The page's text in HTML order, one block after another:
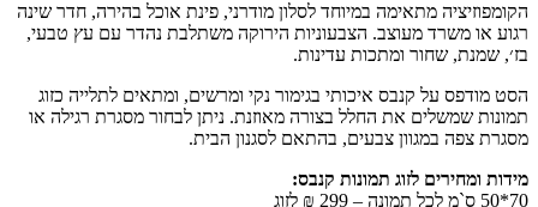
הקומפוזיציה מתאימה במיוחד לסלון מודרני, פינת אוכל בהירה, חדר שינה
רגוע או משרד מעוצב. הצבעוניות הירוקה משתלבת נהדר עם עץ טבעי,
בז׳, שמנת, שחור ומתכות עדינות.
הסט מודפס על קנבס איכותי בגימור נקי ומרשים, ומתאים לתלייה כזוג
תמונות שמשלים את החלל בצורה מאוזנת. ניתן לבחור מסגרת רגילה או
מסגרת צפה במגוון צבעים, בהתאם לסגנון הבית.
מידות ומחירים לזוג תמונות קנבס:
70*50 ס`מ לכל תמונה – 299 ₪ לזוג